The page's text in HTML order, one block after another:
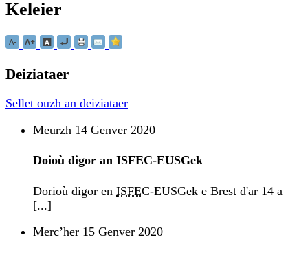
Keleier
Deiziataer
Sellet ouzh an deiziataer
Meurzh 14 Genver 2020
Doioù digor an ISFEC-EUSGek
Dorioù digor en ISFEC-EUSGek e Brest d'ar 14 a
[...]
Mercʼher 15 Genver 2020